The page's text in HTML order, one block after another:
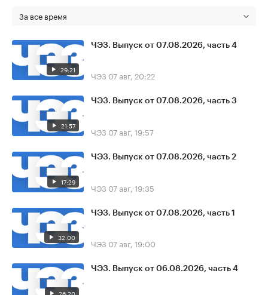
За все время
29:21
ЧЭЗ. Выпуск от 07.08.2026, часть 4
ЧЭЗ 07 авг, 20:22
21:57
ЧЭЗ. Выпуск от 07.08.2026, часть 3
ЧЭЗ 07 авг, 19:57
17:29
ЧЭЗ. Выпуск от 07.08.2026, часть 2
ЧЭЗ 07 авг, 19:35
32:00
ЧЭЗ. Выпуск от 07.08.2026, часть 1
ЧЭЗ 07 авг, 19:00
ЧЭЗ. Выпуск от 06.08.2026, часть 4